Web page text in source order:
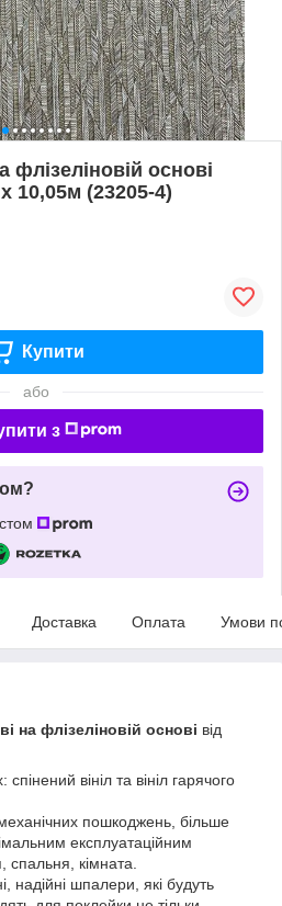
флізеліновій основі
10,05м (23205-4)
Купити
або
з
Доставка Оплата Умови
на флізеліновій основі від
вініл та вініл гарячого
пошкоджень, більше
експлуатаційним
спальня, кімната.
надійні шпалери, які будуть